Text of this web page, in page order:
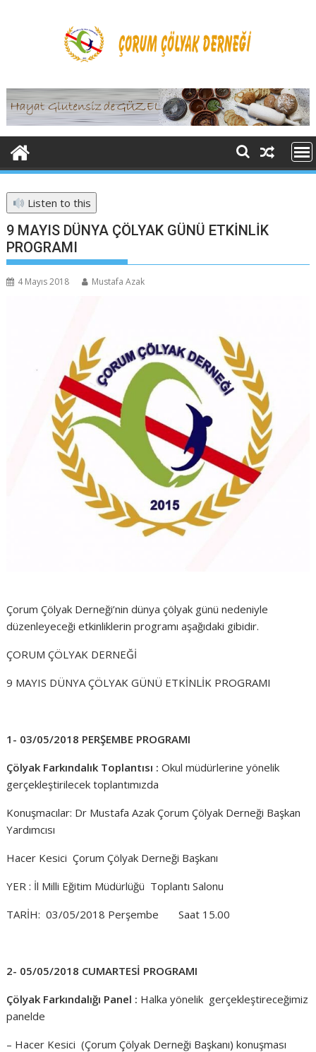
Listen to this
9 MAYIS DÜNYA ÇÖLYAK GÜNÜ ETKİNLİK
PROGRAMI
4 Mayıs 2018 Mustafa Azak
Çorum Çölyak Derneği’nin dünya çölyak günü nedeniyle
düzenleyeceği etkinliklerin programı aşağıdaki gibidir.
ÇORUM ÇÖLYAK DERNEĞİ
9 MAYIS DÜNYA ÇÖLYAK GÜNÜ ETKİNLİK PROGRAMI
1- 03/05/2018 PERŞEMBE PROGRAMI
Çölyak Farkındalık Toplantısı :Okul müdürlerine yönelik
gerçekleştirilecek toplantımızda
Konuşmacılar: Dr Mustafa Azak Çorum Çölyak Derneği Başkan
Yardımcısı
Hacer Kesici Çorum Çölyak Derneği Başkanı
YER : İl Milli Eğitim Müdürlüğü Toplantı Salonu
TARİH: 03/05/2018 Perşembe Saat 15.00
2- 05/05/2018 CUMARTESİ PROGRAMI
Çölyak Farkındalığı Panel : Halka yönelik gerçekleştireceğimiz
panelde
– Hacer Kesici (Çorum Çölyak Derneği Başkanı) konuşması